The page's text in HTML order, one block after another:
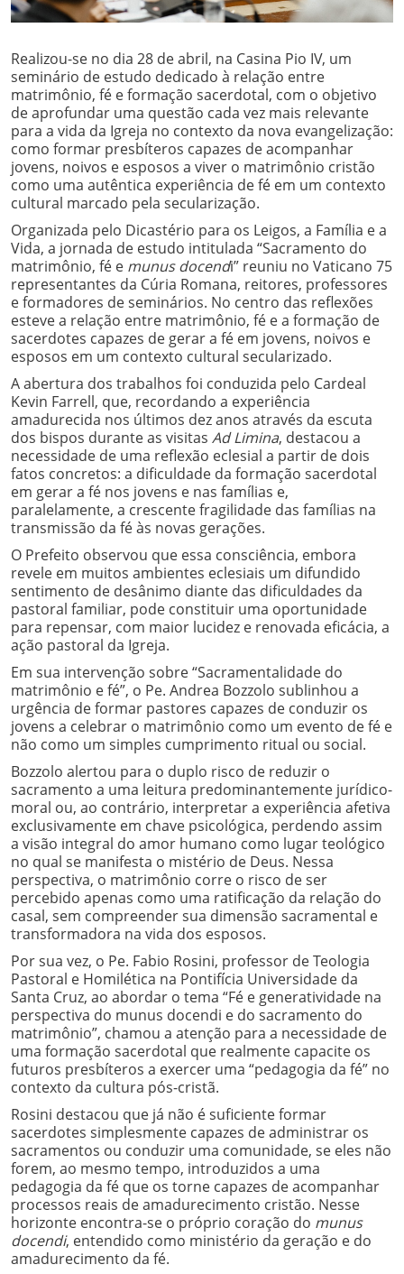
Realizou-se no dia 28 de abril, na Casina Pio IV, um
seminário de estudo dedicado à relação entre
matrimônio, fé e formação sacerdotal, com o objetivo
de aprofundar uma questão cada vez mais relevante
para a vida da Igreja no contexto da nova evangelização:
como formar presbíteros capazes de acompanhar
jovens, noivos e esposos a viver o matrimônio cristão
como uma autêntica experiência de fé em um contexto
cultural marcado pela secularização.
Organizada pelo Dicastério para os Leigos, a Família e a
Vida, a jornada de estudo intitulada “Sacramento do
matrimônio, fé e munus docendi” reuniu no Vaticano 75
representantes da Cúria Romana, reitores, professores
e formadores de seminários. No centro das reflexões
esteve a relação entre matrimônio, fé e a formação de
sacerdotes capazes de gerar a fé em jovens, noivos e
esposos em um contexto cultural secularizado.
A abertura dos trabalhos foi conduzida pelo Cardeal
Kevin Farrell, que, recordando a experiência
amadurecida nos últimos dez anos através da escuta
dos bispos durante as visitas Ad Limina, destacou a
necessidade de uma reflexão eclesial a partir de dois
fatos concretos: a dificuldade da formação sacerdotal
em gerar a fé nos jovens e nas famílias e,
paralelamente, a crescente fragilidade das famílias na
transmissão da fé às novas gerações.
O Prefeito observou que essa consciência, embora
revele em muitos ambientes eclesiais um difundido
sentimento de desânimo diante das dificuldades da
pastoral familiar, pode constituir uma oportunidade
para repensar, com maior lucidez e renovada eficácia, a
ação pastoral da Igreja.
Em sua intervenção sobre “Sacramentalidade do
matrimônio e fé”, o Pe. Andrea Bozzolo sublinhou a
urgência de formar pastores capazes de conduzir os
jovens a celebrar o matrimônio como um evento de fé e
não como um simples cumprimento ritual ou social.
Bozzolo alertou para o duplo risco de reduzir o
sacramento a uma leitura predominantemente jurídico-
moral ou, ao contrário, interpretar a experiência afetiva
exclusivamente em chave psicológica, perdendo assim
a visão integral do amor humano como lugar teológico
no qual se manifesta o mistério de Deus. Nessa
perspectiva, o matrimônio corre o risco de ser
percebido apenas como uma ratificação da relação do
casal, sem compreender sua dimensão sacramental e
transformadora na vida dos esposos.
Por sua vez, o Pe. Fabio Rosini, professor de Teologia
Pastoral e Homilética na Pontifícia Universidade da
Santa Cruz, ao abordar o tema “Fé e generatividade na
perspectiva do munus docendi e do sacramento do
matrimônio”, chamou a atenção para a necessidade de
uma formação sacerdotal que realmente capacite os
futuros presbíteros a exercer uma “pedagogia da fé” no
contexto da cultura pós-cristã.
Rosini destacou que já não é suficiente formar
sacerdotes simplesmente capazes de administrar os
sacramentos ou conduzir uma comunidade, se eles não
forem, ao mesmo tempo, introduzidos a uma
pedagogia da fé que os torne capazes de acompanhar
processos reais de amadurecimento cristão. Nesse
horizonte encontra-se o próprio coração do munus
docendi, entendido como ministério da geração e do
amadurecimento da fé.